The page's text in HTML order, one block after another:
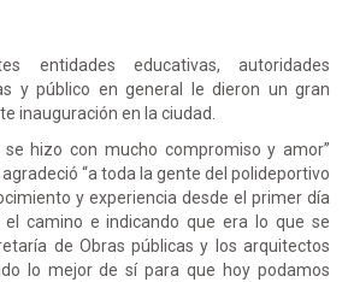
entidades educativas, autoridades
y público en general le dieron un gran
inauguración en la ciudad.
hizo con mucho compromiso y amor”
“a toda la gente del polideportivo
y experiencia desde el primer día
camino e indicando que era lo que se
de Obras públicas y los arquitectos
lo mejor de sí para que hoy podamos